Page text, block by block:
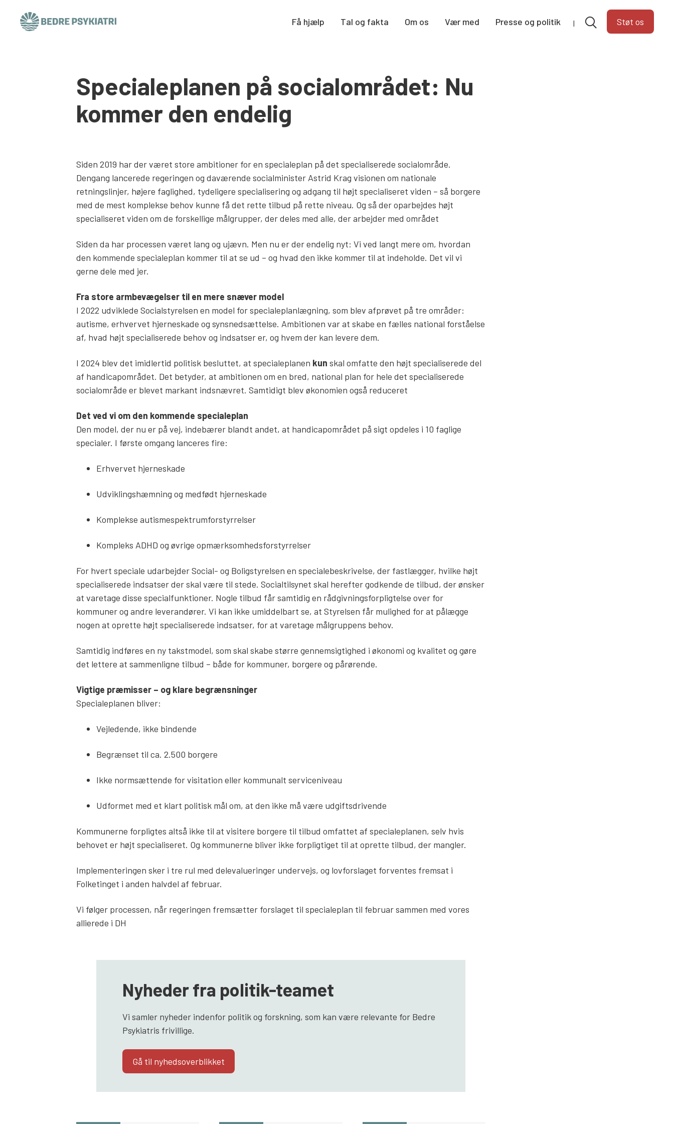
Få hjælp Tal og fakta Om os Vær med Presse og politik Støt os
Specialeplanen på socialområdet: Nu
kommer den endelig
Siden 2019 har der været store ambitioner for en specialeplan på det specialiserede socialområde.
Dengang lancerede regeringen og daværende socialminister Astrid Krag visionen om nationale
retningslinjer, højere faglighed, tydeligere specialisering og adgang til højt specialiseret viden – så borgere
med de mest komplekse behov kunne få det rette tilbud på rette niveau. Og så der oparbejdes højt
specialiseret viden om de forskellige målgrupper, der deles med alle, der arbejder med området
Siden da har processen været lang og ujævn. Men nu er der endelig nyt: Vi ved langt mere om, hvordan
den kommende specialeplan kommer til at se ud – og hvad den ikke kommer til at indeholde. Det vil vi
gerne dele med jer.
Fra store armbevægelser til en mere snæver model
I 2022 udviklede Socialstyrelsen en model for specialeplanlægning, som blev afprøvet på tre områder:
autisme, erhvervet hjerneskade og synsnedsættelse. Ambitionen var at skabe en fælles national forståelse
af, hvad højt specialiserede behov og indsatser er, og hvem der kan levere dem.
I 2024 blev det imidlertid politisk besluttet, at specialeplanen kun skal omfatte den højt specialiserede del
af handicapområdet. Det betyder, at ambitionen om en bred, national plan for hele det specialiserede
socialområde er blevet markant indsnævret. Samtidigt blev økonomien også reduceret
Det ved vi om den kommende specialeplan
Den model, der nu er på vej, indebærer blandt andet, at handicapområdet på sigt opdeles i 10 faglige
specialer. I første omgang lanceres fire:
Erhvervet hjerneskade
Udviklingshæmning og medfødt hjerneskade
Komplekse autismespektrumforstyrrelser
Kompleks ADHD og øvrige opmærksomhedsforstyrrelser
For hvert speciale udarbejder Social- og Boligstyrelsen en specialebeskrivelse, der fastlægger, hvilke højt
specialiserede indsatser der skal være til stede. Socialtilsynet skal herefter godkende de tilbud, der ønsker
at varetage disse specialfunktioner. Nogle tilbud får samtidig en rådgivningsforpligtelse over for
kommuner og andre leverandører. Vi kan ikke umiddelbart se, at Styrelsen får mulighed for at pålægge
nogen at oprette højt specialiserede indsatser, for at varetage målgruppens behov.
Samtidig indføres en ny takstmodel, som skal skabe større gennemsigtighed i økonomi og kvalitet og gøre
det lettere at sammenligne tilbud – både for kommuner, borgere og pårørende.
Vigtige præmisser – og klare begrænsninger
Specialeplanen bliver:
Vejledende, ikke bindende
Begrænset til ca. 2.500 borgere
Ikke normsættende for visitation eller kommunalt serviceniveau
Udformet med et klart politisk mål om, at den ikke må være udgiftsdrivende
Kommunerne forpligtes altså ikke til at visitere borgere til tilbud omfattet af specialeplanen, selv hvis
behovet er højt specialiseret. Og kommunerne bliver ikke forpligtiget til at oprette tilbud, der mangler.
Implementeringen sker i tre rul med delevalueringer undervejs, og lovforslaget forventes fremsat i
Folketinget i anden halvdel af februar.
Vi følger processen, når regeringen fremsætter forslaget til specialeplan til februar sammen med vores
allierede i DH
Nyheder fra politik-teamet
Vi samler nyheder indenfor politik og forskning, som kan være relevante for Bedre
Psykiatris frivillige.
Gå til nyhedsoverblikket